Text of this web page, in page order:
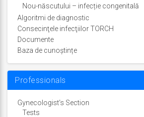
Nou-născutului – infecție congenitală
Algoritmi de diagnostic
Consecinţele infecţiilor TORCH
Documente
Baza de cunoștințe
Professionals
Gynecologist’s Section
Tests